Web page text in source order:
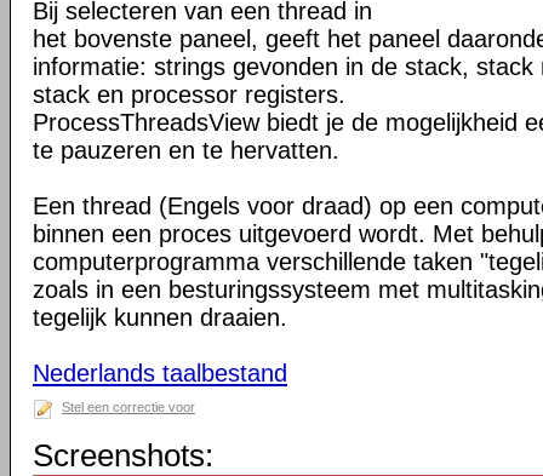
Bij selecteren van een thread in
het bovenste paneel, geeft het paneel
informatie: strings gevonden in de stack, stack
stack en processor registers.
ProcessThreadsView biedt je de mogelijkheid
te pauzeren en te hervatten.
Een thread (Engels voor draad) op een
binnen een proces uitgevoerd wordt. Met
computerprogramma verschillende taken
zoals in een besturingssysteem met
tegelijk kunnen draaien.
Nederlands taalbestand
Stel een correctie voor
Screenshots: